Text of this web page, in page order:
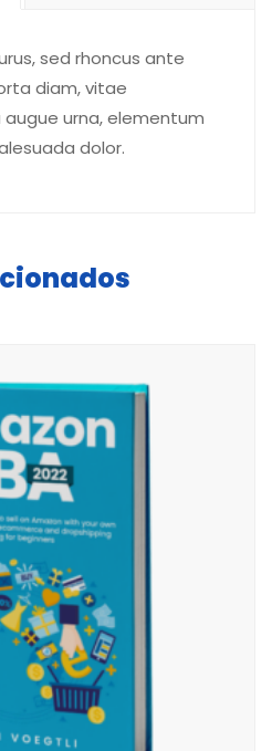
sed rhoncus ante
diam, vitae
augue urna, elementum
dolor.